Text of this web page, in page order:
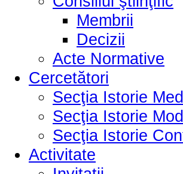
Membrii
Decizii
Acte Normative
Cercetători
Secţia Istorie
Secţia Istorie
Secţia Istorie
Activitate